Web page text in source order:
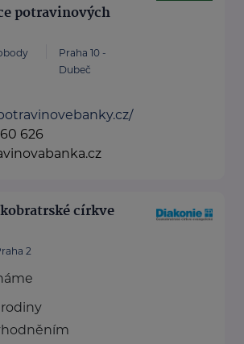
potravinových
Praha 10 -
Dubeč
626
církve
2
rodiny